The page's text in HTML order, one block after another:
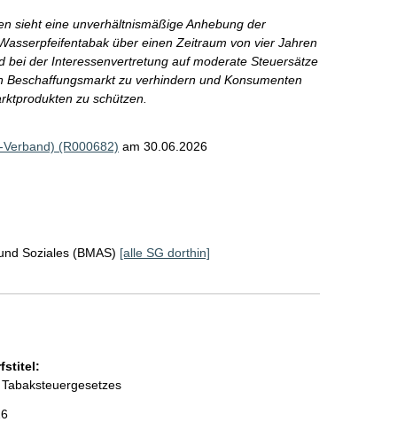
sieht eine unverhältnismäßige Anhebung der
über einen Zeitraum von vier Jahren
bei der Interessenvertretung auf moderate Steuersätze
zu verhindern und Konsumenten
zu schützen.
(R000682) am 30.06.2026
Soziales (BMAS) [alle SG dorthin]